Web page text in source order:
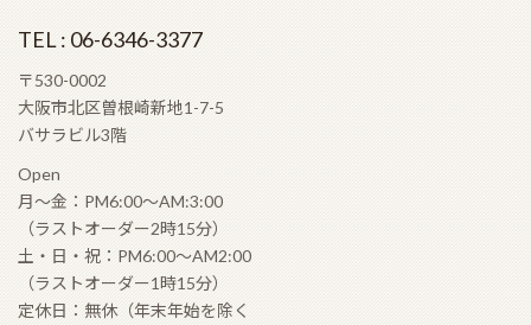
TEL : 06-6346-3377
〒530-0002
大阪市北区曽根崎新地1-7-5
バサラビル3階
Open
月〜金：PM6:00〜AM:3:00
（ラストオーダー2時15分）
土・日・祝：PM6:00〜AM2:00
（ラストオーダー1時15分）
定休日：無休（年末年始を除く